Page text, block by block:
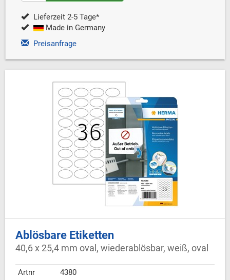
Lieferzeit 2-5 Tage*
Made in Germany
Preisanfrage
Ablösbare Etiketten
40,6 x 25,4 mm oval, wiederablösbar, weiß, oval
Artnr 4380